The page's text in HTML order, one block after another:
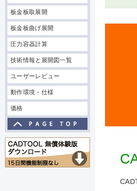
板金板取展開
板金板曲げ展開
圧力容器計算
技術情報と展開図一覧
ユーザーレビュー
動作環境・仕様
価格